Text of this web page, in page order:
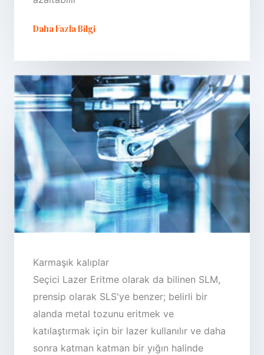
Daha Fazla Bilgi
Karmaşık kalıplar
Seçici Lazer Eritme olarak da bilinen SLM,
prensip olarak SLS'ye benzer; belirli bir
alanda metal tozunu eritmek ve
katılaştırmak için bir lazer kullanılır ve daha
sonra katman katman bir yığın halinde